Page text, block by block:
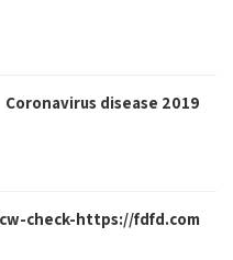
Coronavirus disease 2019
cw-check-https://fdfd.com/